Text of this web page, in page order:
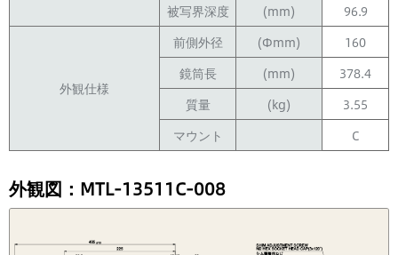
被写界深度
(mm) 96.9
外観仕様
前側外径 (Φmm)
160
鏡筒長
(mm)
378.4
質量
(kg)
3.55
マウント
C
外観図：MTL-13511C-008